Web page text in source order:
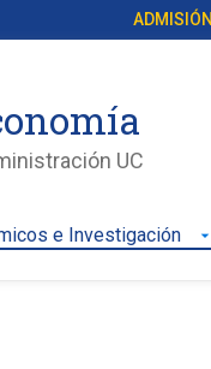
ADMISIÓN
UC
e Investigación arrow_drop_down